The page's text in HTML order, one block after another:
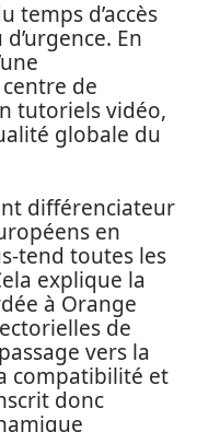
temps d’accès
En
de
tutoriels vidéo,
globale du
différenciateur
en
tend toutes les
explique la
à Orange
de
vers la
compatibilité et
donc